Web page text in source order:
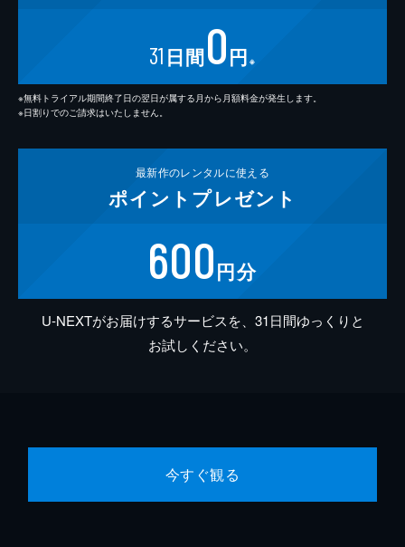
31 日間0円 ※
※無料トライアル期間終了日の翌日が属する月から月額料金が発生します。
※日割りでのご請求はいたしません。
最新作のレンタルに使える
ポイント プレゼント
600円分
U-NEXTがお届けするサービスを、31日間ゆっくりと
お試しください。
今すぐ観る